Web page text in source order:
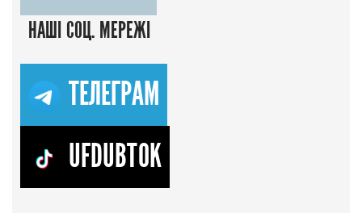
НАШІ СОЦ. МЕРЕЖІ
ТЕЛЕГРАМ
UFDUBTOK